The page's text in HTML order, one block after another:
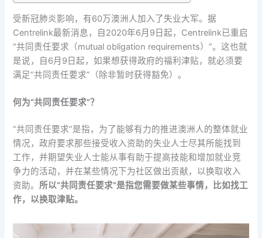
受新冠肺炎影响，有60万澳洲人加入了失业大军。据
Centrelink最新消息，自2020年6月9日起，Centrelink已重启
“共同责任要求（mutual obligation requirements）”。这也就
是说，自6月9日起，如果想获得政府的福利津贴，就必须要
满足“共同责任要求”（除非暂时获得豁免）。
何为“共同责任要求”？
“共同责任要求”是指，为了能够有力的推进澳洲人的整体就业
情况，政府要求那些接受收入资助的失业人士尽其所能找到
工作，并期望失业人士能从事有助于提高技能和增加就业竞
争力的活动，并在某些情况下为社区做出贡献，以换取收入
资助。 所以“共同责任要求”是指您需要做某些事情，比如找工
作，以换取津贴。